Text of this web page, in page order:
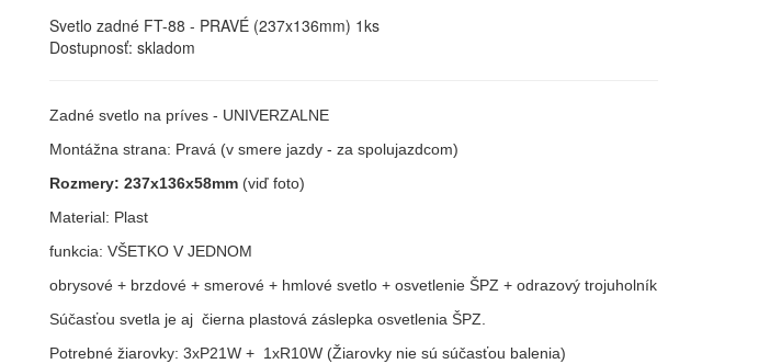
Svetlo zadné FT-88 - PRAVÉ (237x136mm) 1ks
Dostupnosť: skladom
Zadné svetlo na príves - UNIVERZALNE
Montážna strana: Pravá (v smere jazdy - za spolujazdcom)
Rozmery: 237x136x58mm(viď foto)
Material: Plast
funkcia: VŠETKO V JEDNOM
obrysové + brzdové + smerové + hmlové svetlo + osvetlenie ŠPZ + odrazový trojuholník
Súčasťou svetla je aj čierna plastová záslepka osvetlenia ŠPZ.
Potrebné žiarovky: 3xP21W + 1xR10W (Žiarovky nie sú súčasťou balenia)